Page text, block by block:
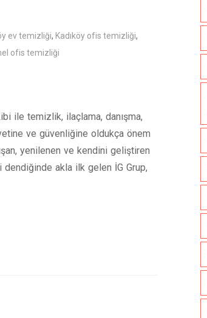
ev temizliği, Kadıköy ofis temizliği,
ofis temizliği
ile temizlik, ilaçlama, danışma,
ve güvenliğine oldukça önem
yenilenen ve kendini geliştiren
akla ilk gelen İG Grup,